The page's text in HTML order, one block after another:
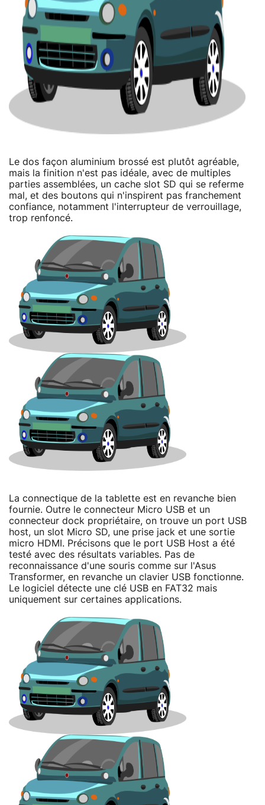
Le dos façon aluminium brossé est plutôt agréable,
mais la finition n'est pas idéale, avec de multiples
parties assemblées, un cache slot SD qui se referme
mal, et des boutons qui n'inspirent pas franchement
confiance, notamment l'interrupteur de verrouillage,
trop renfoncé.
La connectique de la tablette est en revanche bien
fournie. Outre le connecteur Micro USB et un
connecteur dock propriétaire, on trouve un port USB
host, un slot Micro SD, une prise jack et une sortie
micro HDMI. Précisons que le port USB Host a été
testé avec des résultats variables. Pas de
reconnaissance d'une souris comme sur l'Asus
Transformer, en revanche un clavier USB fonctionne.
Le logiciel détecte une clé USB en FAT32 mais
uniquement sur certaines applications.